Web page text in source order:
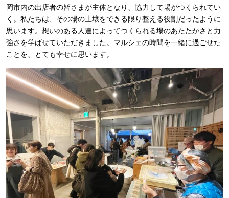
岡市内の出店者の皆さまが主体となり、協力して場がつくられてい
く。私たちは、その場の土壌をできる限り整える役割だったように
思います。想いのある人達によってつくられる場のあたたかさと力
強さを学ばせていただきました。マルシェの時間を一緒に過ごせた
ことを、とても幸せに思います。